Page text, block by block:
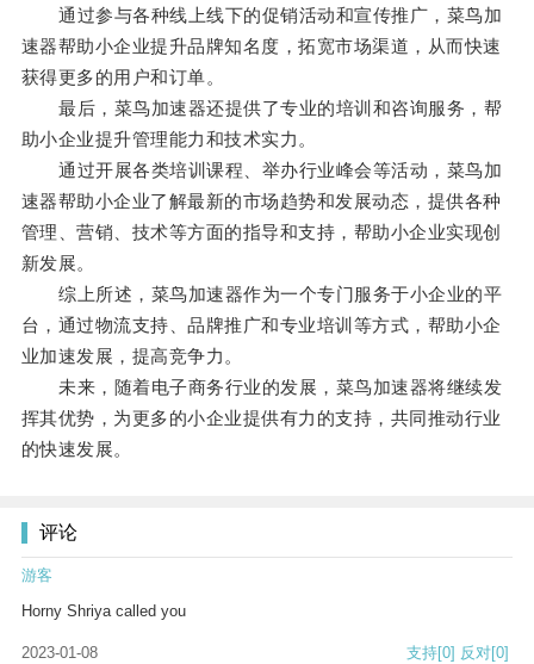
通过参与各种线上线下的促销活动和宣传推广，菜鸟加
速器帮助小企业提升品牌知名度，拓宽市场渠道，从而快速
获得更多的用户和订单。
最后，菜鸟加速器还提供了专业的培训和咨询服务，帮
助小企业提升管理能力和技术实力。
通过开展各类培训课程、举办行业峰会等活动，菜鸟加
速器帮助小企业了解最新的市场趋势和发展动态，提供各种
管理、营销、技术等方面的指导和支持，帮助小企业实现创
新发展。
综上所述，菜鸟加速器作为一个专门服务于小企业的平
台，通过物流支持、品牌推广和专业培训等方式，帮助小企
业加速发展，提高竞争力。
未来，随着电子商务行业的发展，菜鸟加速器将继续发
挥其优势，为更多的小企业提供有力的支持，共同推动行业
的快速发展。
评论
游客
Horny Shriya called you
2023-01-08 支持[0] 反对[0]